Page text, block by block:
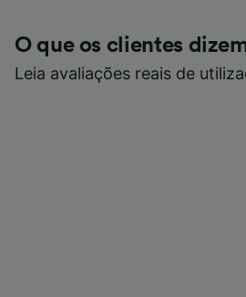
O que os clientes
Leia avaliações reais de